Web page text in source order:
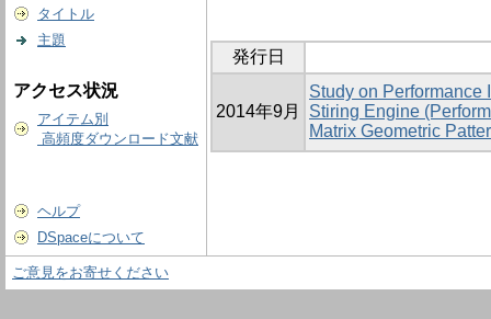
タイトル
主題
アクセス状況
アイテム別
高頻度ダウンロード文献
ヘルプ
DSpaceについて
発行日
2014年9月
Study on Performance
Stiring Engine
Matrix Geometric
ご意見をお寄せください